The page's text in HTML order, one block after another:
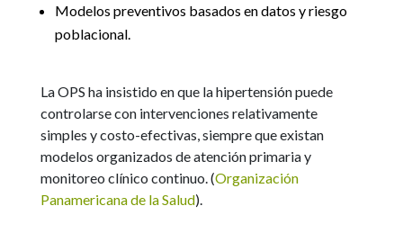
Modelos preventivos basados en datos y riesgo
poblacional.
La OPS ha insistido en que la hipertensión puede
controlarse con intervenciones relativamente
simples y costo-efectivas, siempre que existan
modelos organizados de atención primaria y
monitoreo clínico continuo. (Organización
Panamericana de la Salud).